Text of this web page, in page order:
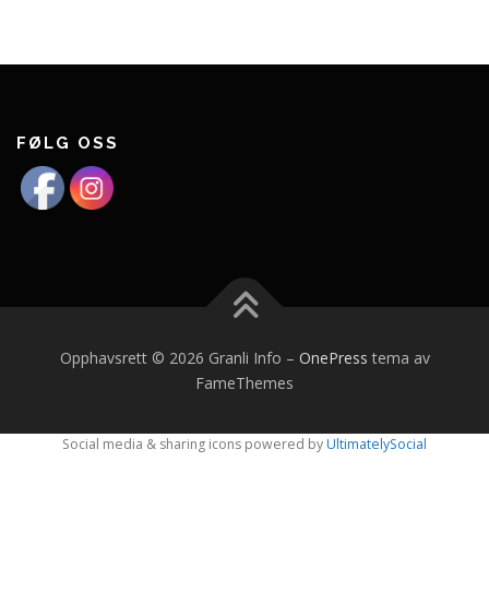
FØLG OSS
Opphavsrett © 2026 Granli Info – OnePress tema av
FameThemes
Social media & sharing icons powered byUltimatelySocial